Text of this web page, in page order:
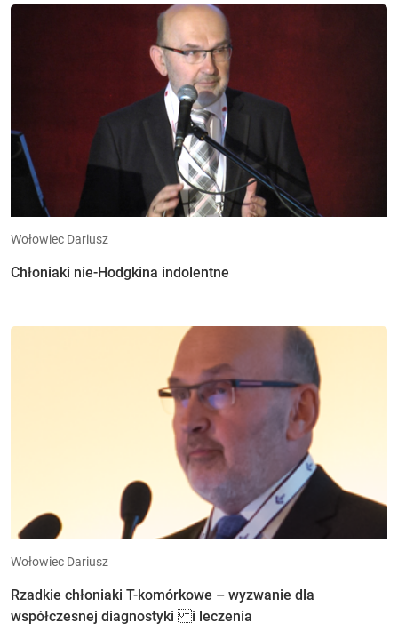
Wołowiec Dariusz
Chłoniaki nie-Hodgkina indolentne
Wołowiec Dariusz
Rzadkie chłoniaki T-komórkowe – wyzwanie dla
współczesnej diagnostyki i leczenia